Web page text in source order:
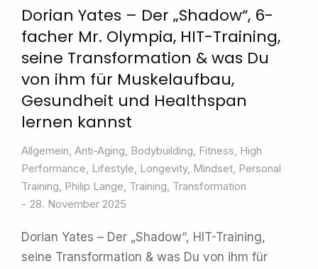
Dorian Yates – Der „Shadow“, 6-
facher Mr. Olympia, HIT-Training,
seine Transformation & was Du
von ihm für Muskelaufbau,
Gesundheit und Healthspan
lernen kannst
Allgemein, Anti-Aging, Bodybuilding, Fitness, High
Performance, Lifestyle, Longevity, Mindset, Personal
Training, Philip Lange, Training, Transformation
28. November 2025
Dorian Yates – Der „Shadow“, HIT-Training,
seine Transformation & was Du von ihm für